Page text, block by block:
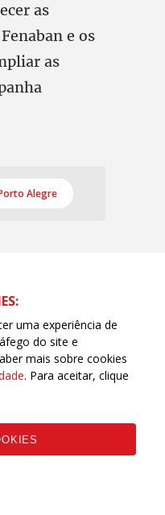
as
e os
as
Alegre
uma experiência de
do site e
mais sobre cookies
. Para aceitar, clique